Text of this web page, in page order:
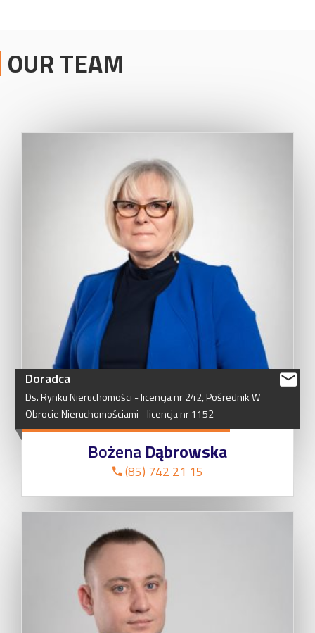
OUR TEAM
Doradca
Ds.RynkuNieruchomości -licencjanr242,PośrednikW
ObrocieNieruchomościami -licencjanr1152
BożenaDąbrowska
(85) 742 21 15